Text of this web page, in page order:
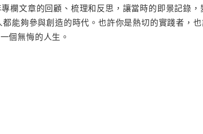
欄文章的回顧、梳理和反思，讓當時的即景記錄
能夠參與創造的時代。也許你是熱切的實踐者，
個無悔的人生。